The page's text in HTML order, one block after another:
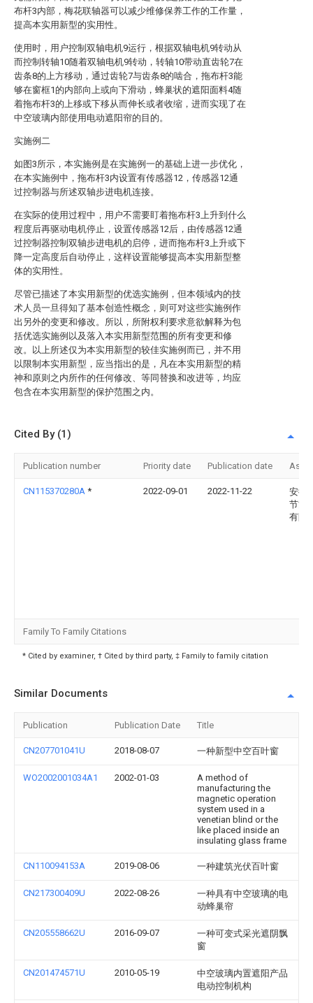
布杆3内部，梅花联轴器可以减少维修保养工作的工作量，
提高本实用新型的实用性。
使用时，用户控制双轴电机9运行，根据双轴电机9转动从
而控制转轴10随着双轴电机9转动，转轴10带动直齿轮7在
齿条8的上方移动，通过齿轮7与齿条8的啮合，拖布杆3能
够在窗框1的内部向上或向下滑动，蜂巢状的遮阳面料4随
着拖布杆3的上移或下移从而伸长或者收缩，进而实现了在
中空玻璃内部使用电动遮阳帘的目的。
实施例二
如图3所示，本实施例是在实施例一的基础上进一步优化，
在本实施例中，拖布杆3内设置有传感器12，传感器12通
过控制器与所述双轴步进电机连接。
在实际的使用过程中，用户不需要盯着拖布杆3上升到什么
程度后再驱动电机停止，设置传感器12后，由传感器12通
过控制器控制双轴步进电机的启停，进而拖布杆3上升或下
降一定高度后自动停止，这样设置能够提高本实用新型整
体的实用性。
尽管已描述了本实用新型的优选实施例，但本领域内的技
术人员一旦得知了基本创造性概念，则可对这些实施例作
出另外的变更和修改。所以，所附权利要求意欲解释为包
括优选实施例以及落入本实用新型范围的所有变更和修
改。以上所述仅为本实用新型的较佳实施例而已，并不用
以限制本实用新型，应当指出的是，凡在本实用新型的精
神和原则之内所作的任何修改、等同替换和改进等，均应
包含在本实用新型的保护范围之内。
Cited By (1)
Publication number Priority date Publication date
CN115370280A * 2022-09-01 2022-11-22
安徽
节能
有限
Family To Family Citations
* Cited by examiner, † Cited by third party, ‡ Family to family citation
Similar Documents
Publication Publication Date Title
CN207701041U 2018-08-07 一种新型中空百叶窗
WO2002001034A1 2002-01-03
A method of
manufacturing the
magnetic operation
system used in a
venetian blind or the
like placed inside an
insulating glass frame
CN110094153A 2019-08-06 一种建筑光伏百叶窗
CN217300409U 2022-08-26
一种具有中空玻璃的电
动蜂巢帘
CN205558662U 2016-09-07
一种可变式采光遮阴飘
窗
CN201474571U 2010-05-19
中空玻璃内置遮阳产品
电动控制机构